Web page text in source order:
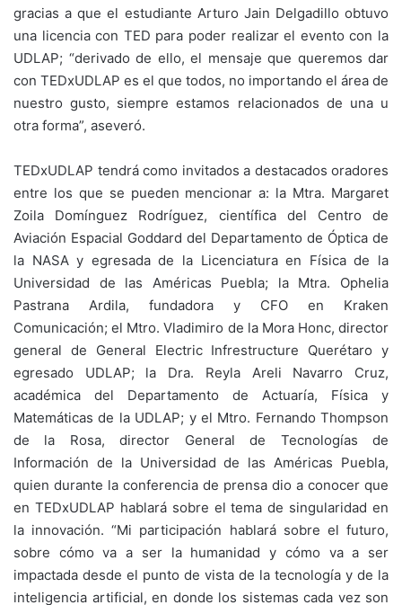
gracias a que el estudiante Arturo Jain Delgadillo obtuvo
una licencia con TED para poder realizar el evento con la
UDLAP; “derivado de ello, el mensaje que queremos dar
con TEDxUDLAP es el que todos, no importando el área de
nuestro gusto, siempre estamos relacionados de una u
otra forma”, aseveró.
TEDxUDLAP tendrá como invitados a destacados oradores
entre los que se pueden mencionar a: la Mtra. Margaret
Zoila Domínguez Rodríguez, científica del Centro de
Aviación Espacial Goddard del Departamento de Óptica de
la NASA y egresada de la Licenciatura en Física de la
Universidad de las Américas Puebla; la Mtra. Ophelia
Pastrana Ardila, fundadora y CFO en Kraken
Comunicación; el Mtro. Vladimiro de la Mora Honc, director
general de General Electric Infrestructure Querétaro y
egresado UDLAP; la Dra. Reyla Areli Navarro Cruz,
académica del Departamento de Actuaría, Física y
Matemáticas de la UDLAP; y el Mtro. Fernando Thompson
de la Rosa, director General de Tecnologías de
Información de la Universidad de las Américas Puebla,
quien durante la conferencia de prensa dio a conocer que
en TEDxUDLAP hablará sobre el tema de singularidad en
la innovación. “Mi participación hablará sobre el futuro,
sobre cómo va a ser la humanidad y cómo va a ser
impactada desde el punto de vista de la tecnología y de la
inteligencia artificial, en donde los sistemas cada vez son